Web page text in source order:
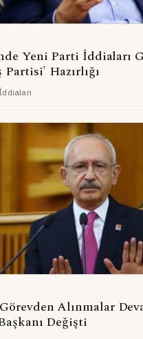
Yeni Parti İddiaları
Hazırlığı
Alınmalar
Değişti